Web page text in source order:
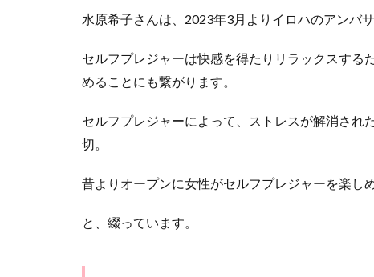
水原希子さんは、2023年3月よりイロハのアンバ
セルフプレジャーは快感を得たりリラックスする
めることにも繋がります。
セルフプレジャーによって、ストレスが解消され
切。
昔よりオープンに女性がセルフプレジャーを楽し
と、綴っています。